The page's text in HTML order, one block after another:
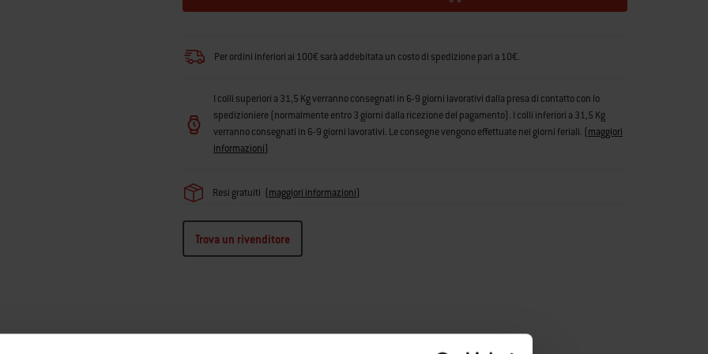
Per ordini inferiori ai 100€ sarà addebitata un costo di spedizione pari a 10€.
I colli superiori a 31,5 Kg verranno consegnati in 6-9 giorni lavorativi dalla presa di contatto con lo
spedizioniere (normalmente entro 3 giorni dalla ricezione del pagamento). I colli inferiori a 31,5 Kg
verranno consegnati in 6-9 giorni lavorativi. Le consegne vengono effettuate nei giorni feriali. (maggiori
informazioni)
Resi gratuiti (maggiori informazioni)
Trova un rivenditore